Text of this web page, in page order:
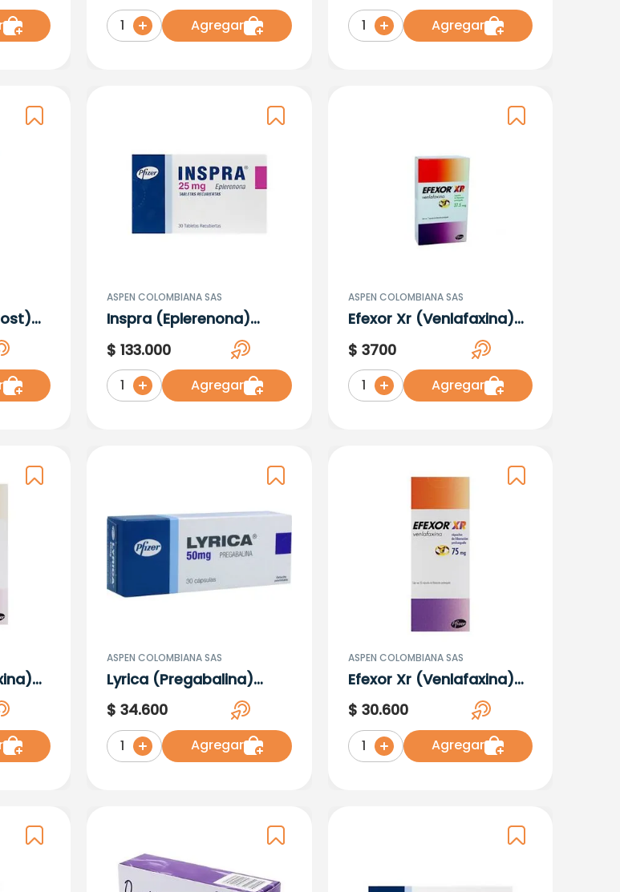
1 Agregar 1 Agregar
ASPEN COLOMBIANA SAS
Inspra (Eplerenona)
25Mg X 30 Tabletas
$ 133.000
1 Agregar
ASPEN COLOMBIANA SAS
Efexor Xr (Venlafaxina)
37.5Mg X 7 Capsulas
$ 3700
1 Agregar
ASPEN COLOMBIANA SAS
Lyrica (Pregabalina)
50Mg X 30 Capsulas
$ 34.600
1 Agregar
ASPEN COLOMBIANA SAS
Efexor Xr (Venlafaxina)
75Mg X 30 Capsulas
$ 30.600
1 Agregar